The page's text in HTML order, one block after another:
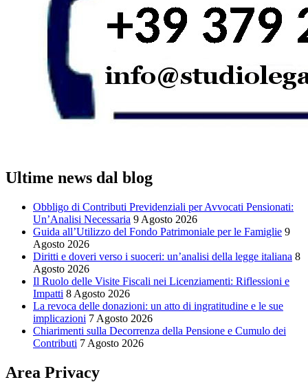
Ultime news dal blog
Obbligo di Contributi Previdenziali per Avvocati Pensionati:
Un’Analisi Necessaria 9 Agosto 2026
Guida all’Utilizzo del Fondo Patrimoniale per le Famiglie 9
Agosto 2026
Diritti e doveri verso i suoceri: un’analisi della legge italiana 8
Agosto 2026
Il Ruolo delle Visite Fiscali nei Licenziamenti: Riflessioni e
Impatti 8 Agosto 2026
La revoca delle donazioni: un atto di ingratitudine e le sue
implicazioni 7 Agosto 2026
Chiarimenti sulla Decorrenza della Pensione e Cumulo dei
Contributi 7 Agosto 2026
Area Privacy